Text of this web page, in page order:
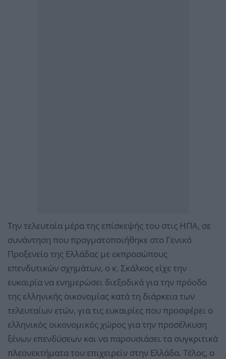
Την τελευταία μέρα της επίσκεψής του στις ΗΠΑ, σε
συνάντηση που πραγματοποιήθηκε στο Γενικό
Προξενείο της Ελλάδας με εκπροσώπους
επενδυτικών σχημάτων, ο κ. Σκάλκος είχε την
ευκαιρία να ενημερώσει διεξοδικά για την πρόοδο
της ελληνικής οικονομίας κατά τη διάρκεια των
τελευταίων ετών, για τις ευκαιρίες που προσφέρει ο
ελληνικός οικονομικός χώρος για την προσέλκυση
ξένων επενδύσεων και να παρουσιάσει τα συγκριτικά
πλεονεκτήματα του επιχειρείν στην Ελλάδα. Τέλος, ο